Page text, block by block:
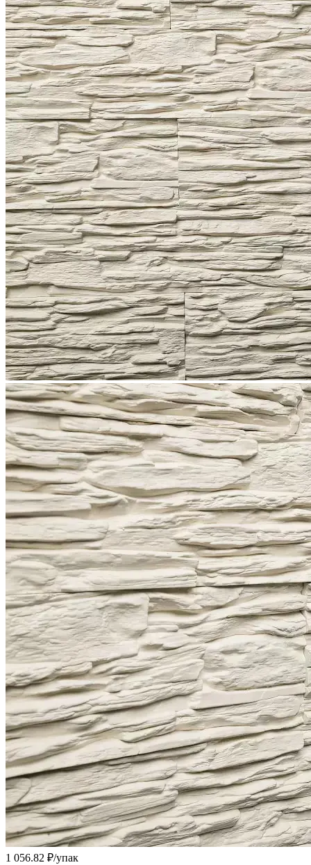
1 056.82 ₽/упак